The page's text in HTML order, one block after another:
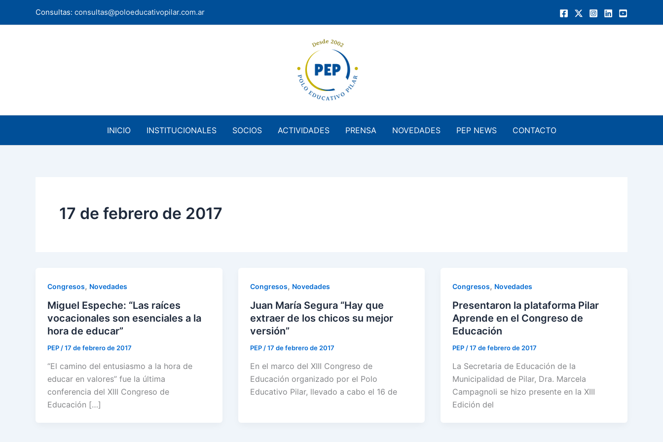
Consultas: consultas@poloeducativopilar.com.ar
INICIO INSTITUCIONALES SOCIOS ACTIVIDADES PRENSA NOVEDADES PEP NEWS CONTACTO
17 de febrero de 2017
Congresos, Novedades
Miguel Espeche: “Las raíces
vocacionales son esenciales a la
hora de educar”
PEP /17 de febrero de 2017
“El camino del entusiasmo a la hora de
educar en valores” fue la última
conferencia del XIII Congreso de
Educación […]
Congresos, Novedades
Juan María Segura “Hay que
extraer de los chicos su mejor
versión”
PEP /17 de febrero de 2017
En el marco del XIII Congreso de
Educación organizado por el Polo
Educativo Pilar, llevado a cabo el 16 de
Congresos, Novedades
Presentaron la plataforma Pilar
Aprende en el Congreso de
Educación
PEP /17 de febrero de 2017
La Secretaria de Educación de la
Municipalidad de Pilar, Dra. Marcela
Campagnoli se hizo presente en la XIII
Edición del